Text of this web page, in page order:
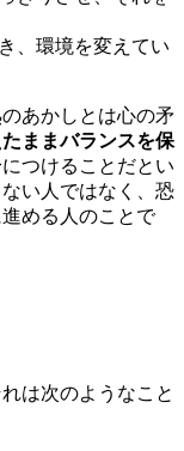
、環境を変えてい
あかしとは心の矛
ままバランスを保
つけることだとい
い人ではなく、恐
める人のことで
は次のようなこと